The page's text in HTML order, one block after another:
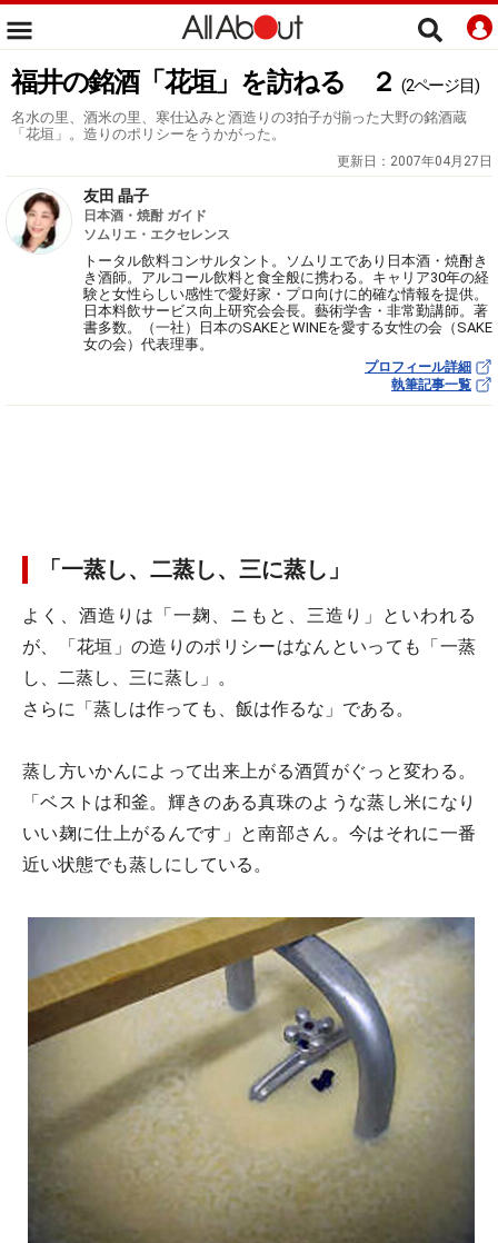
福井の銘酒「花垣」を訪ねる ２ (2ページ目)
名水の里、酒米の里、寒仕込みと酒造りの3拍子が揃った大野の銘酒蔵
「花垣」。造りのポリシーをうかがった。
更新日： 2007年04月27日
友田 晶子
日本酒・焼酎 ガイド
ソムリエ・エクセレンス
トータル飲料コンサルタント。ソムリエであり日本酒・焼酎き
き酒師。アルコール飲料と食全般に携わる。キャリア30年の経
験と女性らしい感性で愛好家・プロ向けに的確な情報を提供。
日本料飲サービス向上研究会会長。藝術学舎・非常勤講師。著
書多数。（一社）日本のSAKEとWINEを愛する女性の会（SAKE
女の会）代表理事。
プロフィール詳細
執筆記事一覧
「一蒸し、二蒸し、三に蒸し」
よく、酒造りは「一麹、ニもと、三造り」といわれる
が、「花垣」の造りのポリシーはなんといっても「一蒸
し、二蒸し、三に蒸し」。
さらに「蒸しは作っても、飯は作るな」である。
蒸し方いかんによって出来上がる酒質がぐっと変わる。
「ベストは和釜。輝きのある真珠のような蒸し米になり
いい麹に仕上がるんです」と南部さん。今はそれに一番
近い状態でも蒸しにしている。